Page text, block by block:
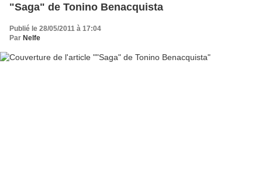
"Saga" de Tonino Benacquista
Publié le 28/05/2011 à 17:04
Par Nelfe